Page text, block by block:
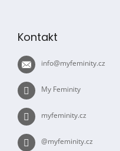
Kontakt
info@myfeminity.cz
My Feminity
myfeminity.cz
@myfeminity.cz